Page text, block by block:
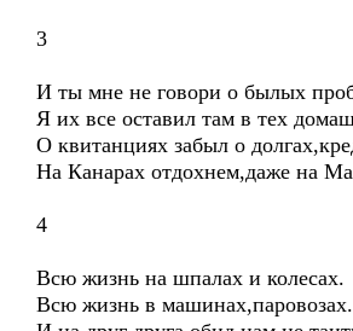
3
И ты мне не говори о былых
Я их все оставил там в тех
О квитанциях забыл о
На Канарах отдохнем,даже на
4
Всю жизнь на шпалах и колесах.
Всю жизнь в машинах,паровозах.